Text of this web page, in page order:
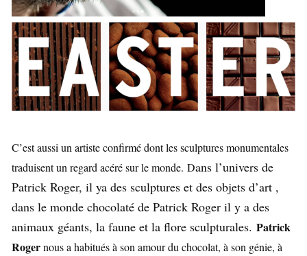
C’est aussi un artiste confirmé dont les sculptures monumentales
traduisent un regard acéré sur le monde. Dans l’univers de
Patrick Roger, il ya des sculptures et des objets d’art ,
dans le monde chocolaté de Patrick Roger il y a des
animaux géants, la faune et la flore sculpturales. Patrick
Rogernous a habitués à son amour du chocolat, à son génie, à